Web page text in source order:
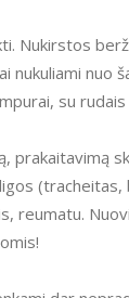
Nukirstos
nuo
su
prakaitavimą
(tracheitas,